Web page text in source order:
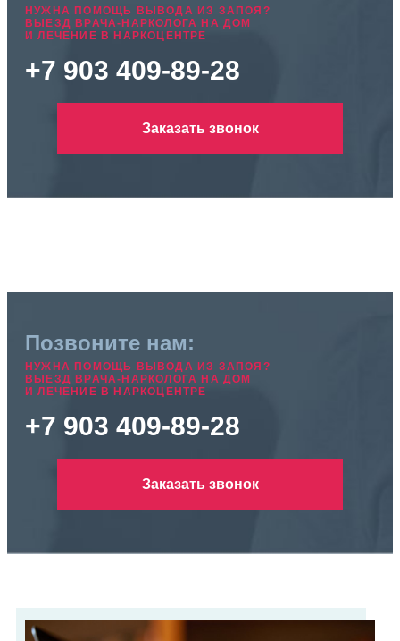
НУЖНА ПОМОЩЬ ВЫВОДА ИЗ ЗАПОЯ?
ВЫЕЗД ВРАЧА-НАРКОЛОГА НА ДОМ
И ЛЕЧЕНИЕ В НАРКОЦЕНТРЕ
+7 903 409-89-28
Заказать звонок
Позвоните нам:
НУЖНА ПОМОЩЬ ВЫВОДА ИЗ ЗАПОЯ?
ВЫЕЗД ВРАЧА-НАРКОЛОГА НА ДОМ
И ЛЕЧЕНИЕ В НАРКОЦЕНТРЕ
+7 903 409-89-28
Заказать звонок